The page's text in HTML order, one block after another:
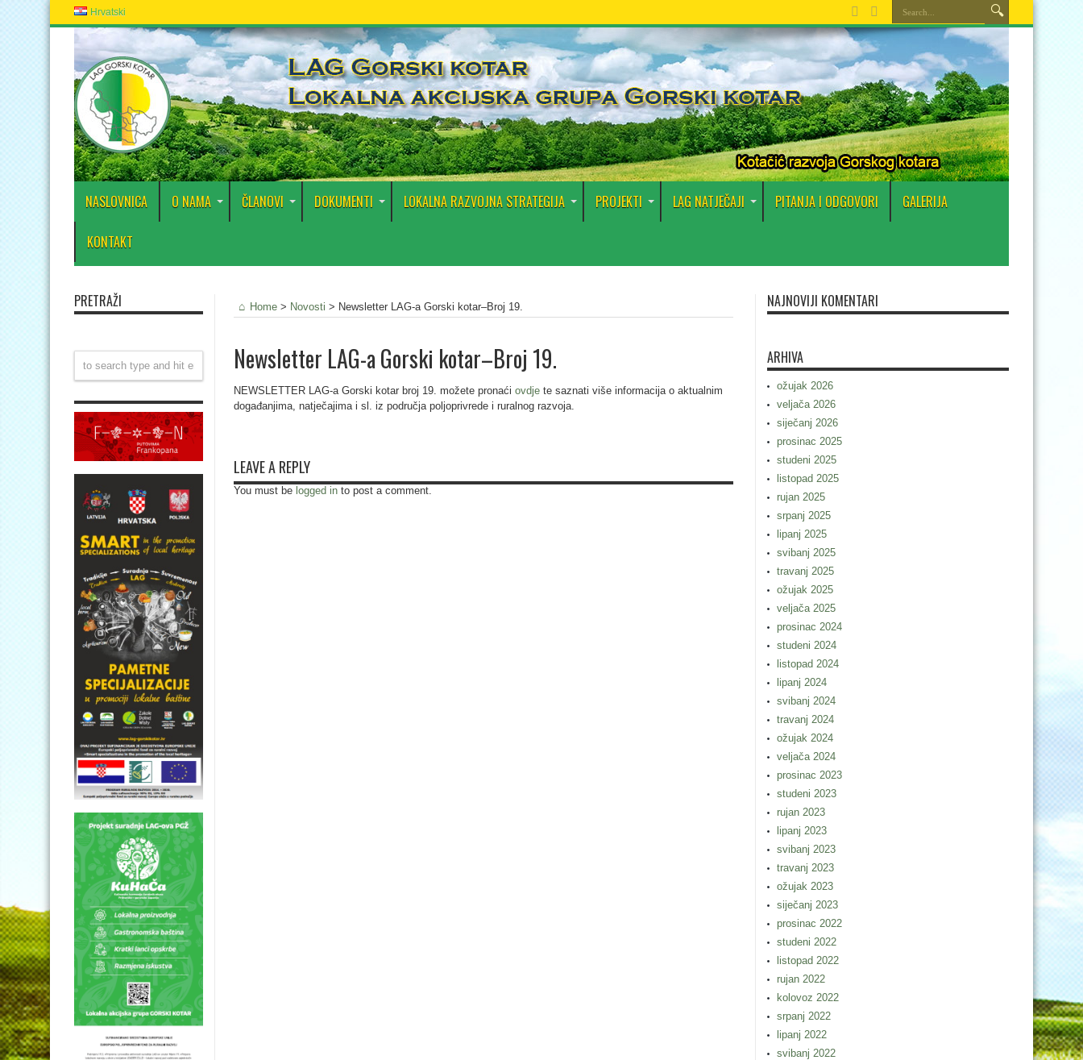
Hrvatski
NASLOVNICA O NAMA ČLANOVI DOKUMENTI LOKALNA RAZVOJNA STRATEGIJA PROJEKTI LAG NATJEČAJI PITANJA I ODGOVORI GALERIJA
KONTAKT
Home > Novosti > Newsletter LAG-a Gorski kotar–Broj 19.
Newsletter LAG-a Gorski kotar–Broj 19.
NEWSLETTER LAG-a Gorski kotar broj 19. možete pronaći ovdje te saznati više informacija o aktualnim
događanjima, natječajima i sl. iz područja poljoprivrede i ruralnog razvoja.
LEAVE A REPLY
You must be logged in to post a comment.
PRETRAŽI NAJNOVIJI KOMENTARI
ARHIVA
ožujak 2026
veljača 2026
siječanj 2026
prosinac 2025
studeni 2025
listopad 2025
rujan 2025
srpanj 2025
lipanj 2025
svibanj 2025
travanj 2025
ožujak 2025
veljača 2025
prosinac 2024
studeni 2024
listopad 2024
lipanj 2024
svibanj 2024
travanj 2024
ožujak 2024
veljača 2024
prosinac 2023
studeni 2023
rujan 2023
lipanj 2023
svibanj 2023
travanj 2023
ožujak 2023
siječanj 2023
prosinac 2022
studeni 2022
listopad 2022
rujan 2022
kolovoz 2022
srpanj 2022
lipanj 2022
svibanj 2022